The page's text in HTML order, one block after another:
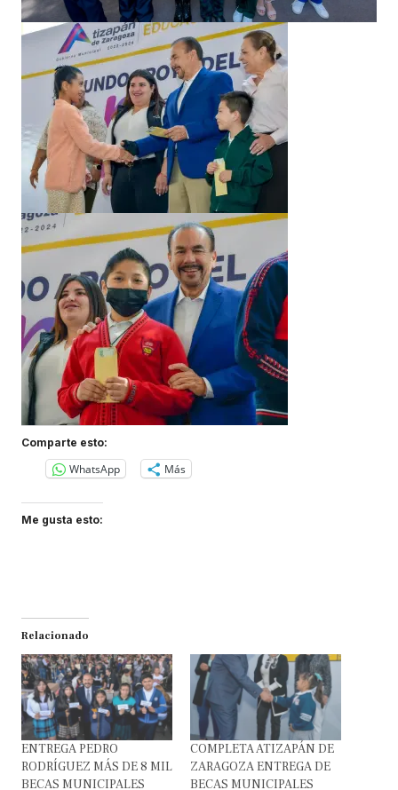
Comparte esto:
WhatsApp Más
Me gusta esto:
Relacionado
ENTREGA PEDRO
RODRÍGUEZ MÁS DE 8 MIL
BECAS MUNICIPALES
COMPLETA ATIZAPÁN DE
ZARAGOZA ENTREGA DE
BECAS MUNICIPALES